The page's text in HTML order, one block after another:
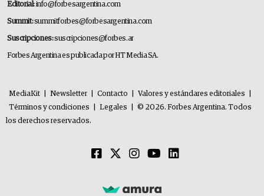
Editorial:info@forbesargentina.com
Summit:summitforbes@forbesargentina.com
Suscripciones:suscripciones@forbes.ar
Forbes Argentina es publicada por HT Media SA.
MediaKit Newsletter Contacto Valores y estándares editoriales
Términos y condiciones
Legales
© 2026. Forbes Argentina. Todos
los derechos reservados.